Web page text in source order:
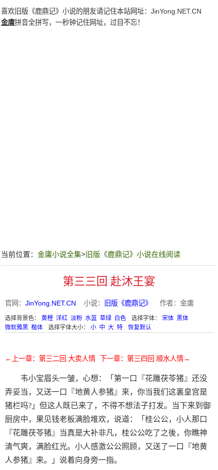
喜欢旧版《鹿鼎记》小说的朋友请记住本站网址： JinYong.NET.CN
金庸拼音全拼写，一秒钟记住网址，过目不忘！
当前位置： 金庸小说全集> 旧版《鹿鼎记》小说在线阅读
第三三回 赴沐王宴
官网： JinYong.NET.CN 小说： 旧版《鹿鼎记》 作者：金庸
选择背景色： 黄橙 洋红 淡粉 水蓝 草绿 白色 选择字体： 宋体 黑体
微软雅黑 楷体 选择字体大小： 小 中 大 特 恢复默认
←上一章：第三二回 大卖人情 下一章：第三四回 顺水人情→
韦小宝眉头一皱，心想：「第一口『花雕茯苓猪』还没
弄妥当，又送一口『地黄人参猪』来，你当我们这裏皇宫是
猪栏吗?」但这人既已来了，不得不想法子打发。当下来到御
厨房中，果见钱老板满脸堆欢，说道：「桂公公，小人那口
『花雕茯苓猪』当真是大补非凡，桂公公吃了之後，你瞧神
清气爽，满脸红光。小人感激公公照顾，又送了一口『地黄
人参猪』来。」说着向身旁一指。